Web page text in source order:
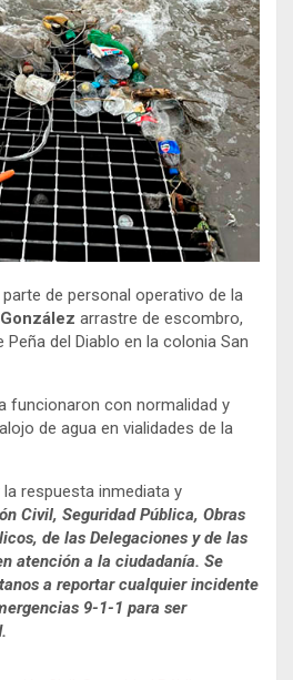
de personal operativo de la
arrastre de escombro,
del Diablo en la colonia San
funcionaron con normalidad y
de agua en vialidades de la
respuesta inmediata y
Civil, Seguridad Pública, Obras
de las Delegaciones y de las
atención a la ciudadanía. Se
a reportar cualquier incidente
9-1-1 para ser